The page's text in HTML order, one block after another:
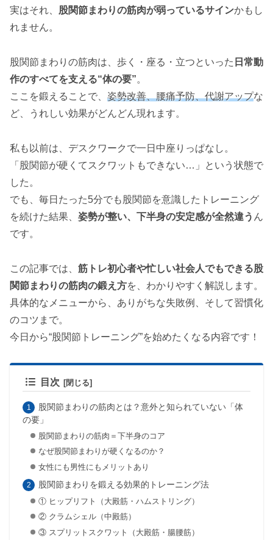
実はそれ、 股関節まわりの筋肉が弱っているサインかもし
れません。
股関節まわりの筋肉は、歩く・座る・立つといった 日常動
作のすべてを支える“体の要”。
ここを鍛えることで、 姿勢改善、腰痛予防、代謝アップな
ど、うれしい効果がどんどん現れます。
私も以前は、デスクワークで一日中座りっぱなし。
「股関節が硬くてスクワットもできない…」という状態で
した。
でも、毎日たった5分でも股関節を意識したトレーニング
を続けた結果、 姿勢が整い、下半身の安定感が全然違う ん
です。
この記事では、 筋トレ初心者や忙しい社会人でもできる股
関節まわりの筋肉の鍛え方を、わかりやすく解説します。
具体的なメニューから、ありがちな失敗例、そして習慣化
のコツまで。
今日から“股関節トレーニング”を始めたくなる内容です！
目次
股関節まわりの筋肉とは？意外と知られていない「体
の要」
股関節まわりの筋肉＝下半身のコア
なぜ股関節まわりが硬くなるのか？
女性にも男性にもメリットあり
股関節まわりを鍛える効果的トレーニング法
① ヒップリフト（大殿筋・ハムストリング）
② クラムシェル（中殿筋）
③ スプリットスクワット（大殿筋・腸腰筋）